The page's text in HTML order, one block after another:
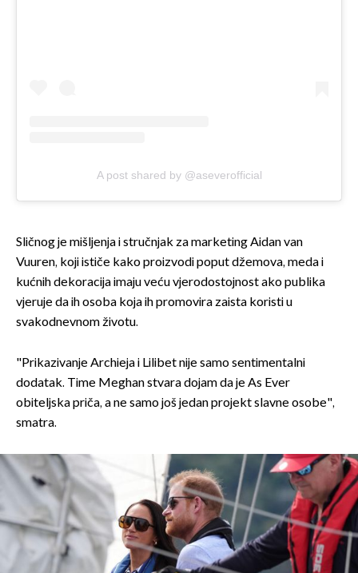
A post shared by @aseverofficial
Sličnog je mišljenja i stručnjak za marketing Aidan van
Vuuren, koji ističe kako proizvodi poput džemova, meda i
kućnih dekoracija imaju veću vjerodostojnost ako publika
vjeruje da ih osoba koja ih promovira zaista koristi u
svakodnevnom životu.
"Prikazivanje Archieja i Lilibet nije samo sentimentalni
dodatak. Time Meghan stvara dojam da je As Ever
obiteljska priča, a ne samo još jedan projekt slavne osobe",
smatra.